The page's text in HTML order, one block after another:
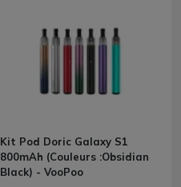
Kit Pod Doric Galaxy S1
800mAh (Couleurs :Obsidian
Black) - VooPoo